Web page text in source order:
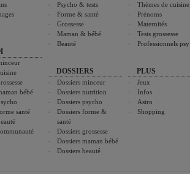
bébé
santé
Psycho & tests
Forme & santé
Grossesse
Maman & bébé
Beauté
DOSSIERS
Dossiers minceur
Dossiers nutrition
Dossiers psycho
Dossiers forme &
santé
Dossiers grossesse
Dossiers maman bébé
Dossiers beauté
Thèmes de cuisine
Prénoms
Maternités
Tests grossesse
Professionnels psy
PLUS
Jeux
Infos
Astro
Shopping